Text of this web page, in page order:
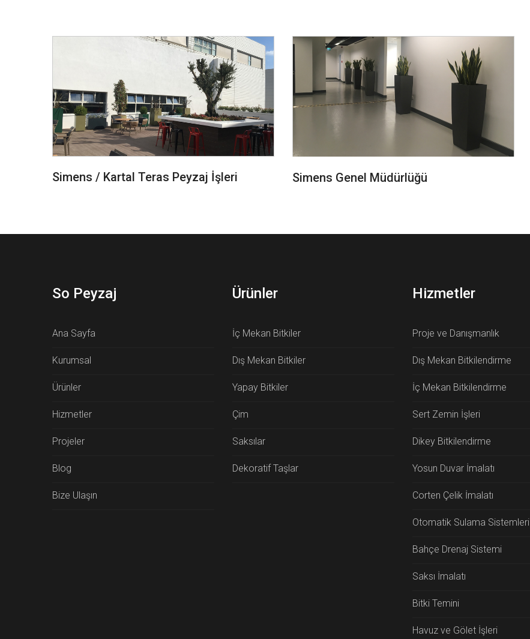
Simens / Kartal Teras Peyzaj İşleri Simens Genel Müdürlüğü
So Peyzaj
Ana Sayfa
Kurumsal
Ürünler
Hizmetler
Projeler
Blog
Bize Ulaşın
Ürünler
İç Mekan Bitkiler
Dış Mekan Bitkiler
Yapay Bitkiler
Çim
Saksılar
Dekoratif Taşlar
Hizmetler
Proje ve Danışmanlık
Dış Mekan Bitkilendirme
İç Mekan Bitkilendirme
Sert Zemin İşleri
Dikey Bitkilendirme
Yosun Duvar İmalatı
Corten Çelik İmalatı
Otomatik Sulama Sistemleri
Bahçe Drenaj Sistemi
Saksı İmalatı
Bitki Temini
Havuz ve Gölet İşleri